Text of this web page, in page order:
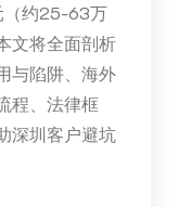
（约25-63万
文将全面剖析
与陷阱、海外
程、法律框
深圳客户避坑